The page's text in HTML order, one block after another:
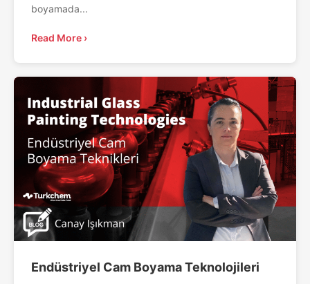
boyamada...
Read More ›
Endüstriyel Cam Boyama Teknolojileri